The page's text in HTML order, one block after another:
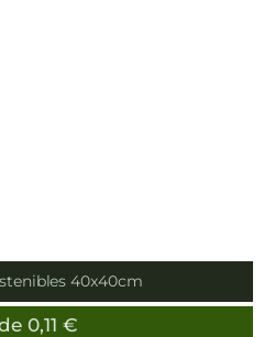
40x40cm
0,11 €